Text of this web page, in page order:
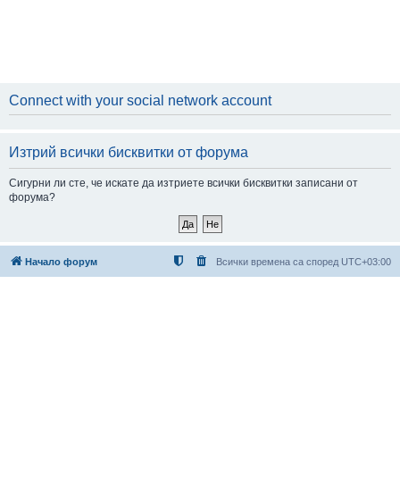
Connect with your social network account
Изтрий всички бисквитки от форума
Сигурни ли сте, че искате да изтриете всички бисквитки записани от
форума?
Начало форум Всички времена са според UTC+03:00